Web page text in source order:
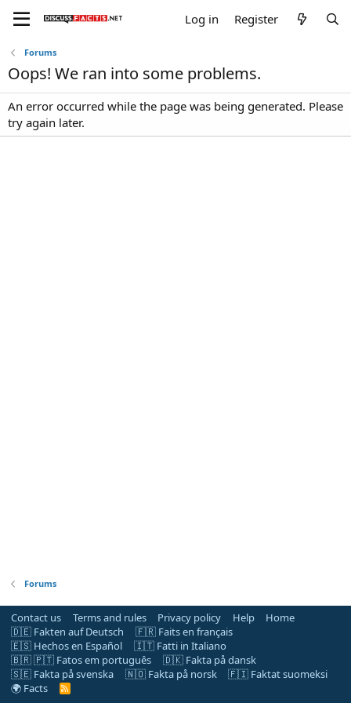
Log in Register
Forums
Oops! We ran into some problems.
An error occurred while the page was being generated. Please
try again later.
Forums
Contact us Terms and rules Privacy policy Help
Home
🇩🇪 Fakten auf Deutsch
🇫🇷 Faits en français
🇪🇸 Hechos en Español
🇮🇹 Fatti in Italiano
🇧🇷 🇵🇹 Fatos em português
🇩🇰 Fakta på dansk
🇸🇪 Fakta på svenska
🇳🇴 Fakta på norsk
🇫🇮 Faktat suomeksi
🌍 Facts
R